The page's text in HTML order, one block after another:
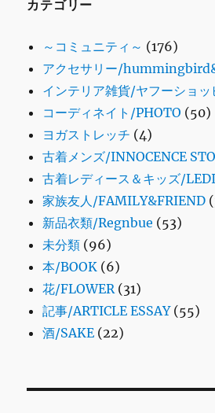
カテゴリー
～コミュニティ～ (176)
アクセサリー/
インテリア雑貨/ヤフーショッ
コーディネイト/PHOTO (50)
ヨガストレッチ (4)
古着メンズ/INNOCENCE
古着レディース＆キッズ/
家族友人/FAMILY&FRIEND
新品衣類/Regnbue (53)
未分類 (96)
本/BOOK (6)
花/FLOWER(31)
記事/ARTICLE ESSAY(55)
酒/SAKE (22)